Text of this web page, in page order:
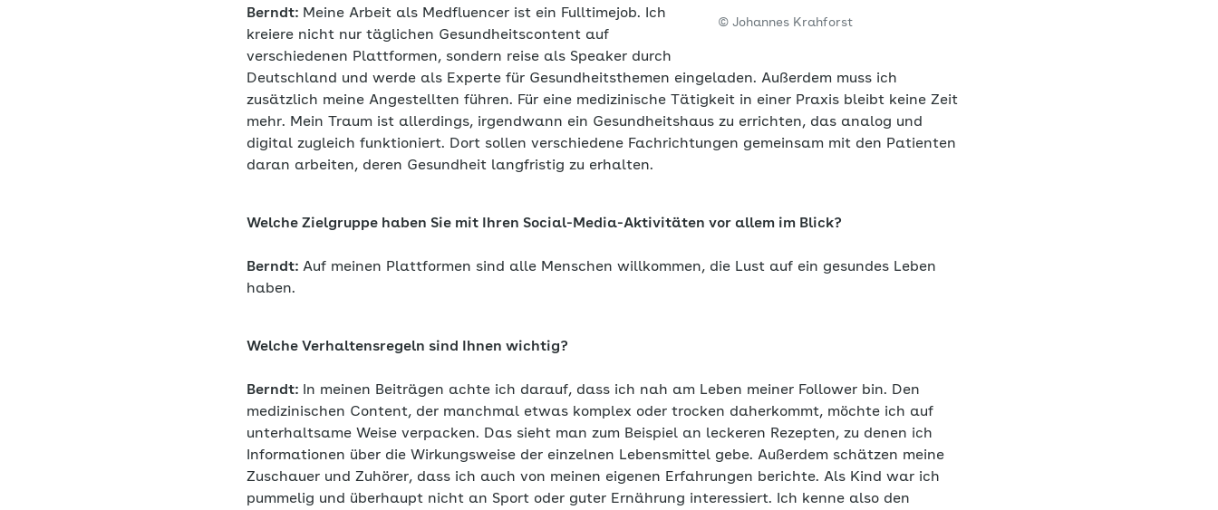
© Johannes Krahforst
Berndt: Meine Arbeit als Medfluencer ist ein Fulltimejob. Ich
kreiere nicht nur täglichen Gesundheitscontent auf
verschiedenen Plattformen, sondern reise als Speaker durch
Deutschland und werde als Experte für Gesundheitsthemen eingeladen. Außerdem muss ich
zusätzlich meine Angestellten führen. Für eine medizinische Tätigkeit in einer Praxis bleibt keine Zeit
mehr. Mein Traum ist allerdings, irgendwann ein Gesundheitshaus zu errichten, das analog und
digital zugleich funktioniert. Dort sollen verschiedene Fachrichtungen gemeinsam mit den Patienten
daran arbeiten, deren Gesundheit langfristig zu erhalten.
Welche Zielgruppe haben Sie mit Ihren Social-Media-Aktivitäten vor allem im Blick?
Berndt: Auf meinen Plattformen sind alle Menschen willkommen, die Lust auf ein gesundes Leben
haben.
Welche Verhaltensregeln sind Ihnen wichtig?
Berndt:
In meinen Beiträgen achte ich darauf, dass ich nah am Leben meiner Follower bin. Den
medizinischen Content, der manchmal etwas komplex oder trocken daherkommt, möchte ich auf
unterhaltsame Weise verpacken. Das sieht man zum Beispiel an leckeren Rezepten, zu denen ich
Informationen über die Wirkungsweise der einzelnen Lebensmittel gebe. Außerdem schätzen meine
Zuschauer und Zuhörer, dass ich auch von meinen eigenen Erfahrungen berichte. Als Kind war ich
pummelig und überhaupt nicht an Sport oder guter Ernährung interessiert. Ich kenne also den